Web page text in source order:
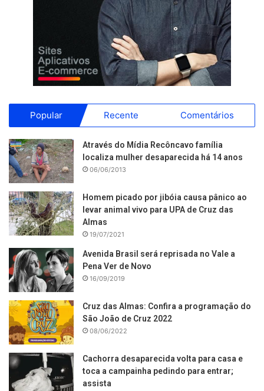
Popular Recente Comentários
Através do Mídia Recôncavo família
localiza mulher desaparecida há 14 anos
06/06/2013
Homem picado por jibóia causa pânico ao
levar animal vivo para UPA de Cruz das
Almas
19/07/2021
Avenida Brasil será reprisada no Vale a
Pena Ver de Novo
16/09/2019
Cruz das Almas: Confira a programação do
São João de Cruz 2022
08/06/2022
Cachorra desaparecida volta para casa e
toca a campainha pedindo para entrar;
assista